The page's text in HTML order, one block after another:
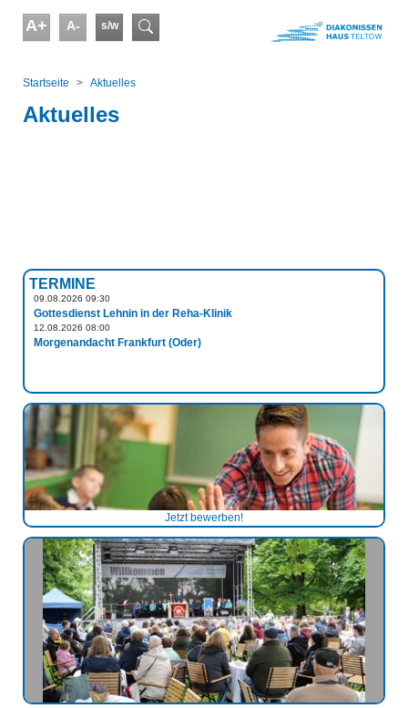
A+ A- s/w Suchformular
Startseite
Aktuelles
Aktuelles
TERMINE
09.08.2026 09:30
Gottesdienst Lehnin in der Reha-Klinik
12.08.2026 08:00
Morgenandacht Frankfurt (Oder)
Jetzt bewerben!